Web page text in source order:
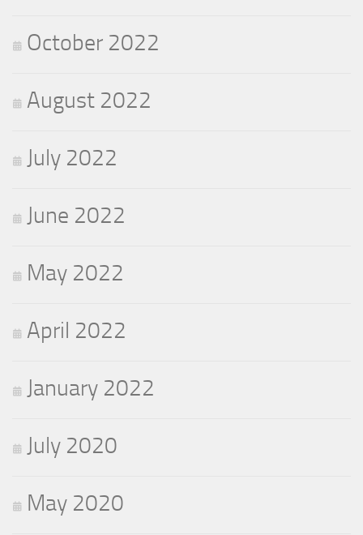
October 2022
August 2022
July 2022
June 2022
May 2022
April 2022
January 2022
July 2020
May 2020